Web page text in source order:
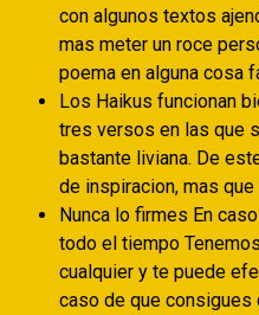
con algunos textos
mas meter un roce
poema en alguna cosa
Los Haikus funcionan
tres versos en las que
bastante liviana. De
de inspiracion, mas que
Nunca lo firmes En
todo el tiempo
cualquier y te puede
caso de que consigues